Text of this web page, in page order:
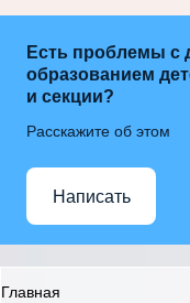
Есть проблемы с
образованием
и секции?
Расскажите об этом
Написать
Главная